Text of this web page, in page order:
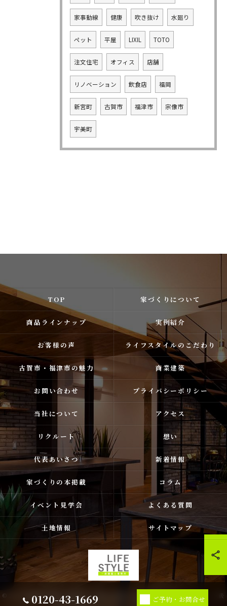
家事動線 健康 吹き抜け 水廻り
ペット 平屋 LIXIL TOTO
注文住宅 オフィス 店舗
リノベーション 飲食店 福岡
新宮町 古賀市 福津市 宗像市
宇美町
0120-43-1669 ご予約・お問合せ
TOP 家づくりについて
商品ラインナップ 実例紹介
お客様の声 ライフスタイルのこだわり
古賀市・福津市の魅力 商業建築
お問い合わせ プライバシーポリシー
当社について アクセス
リクルート 想い
代表あいさつ 新着情報
家づくりの本掲載 コラム
イベント見学会 よくある質問
土地情報 サイトマップ
© 2026 福岡県古賀市❘福津市❘宗像市❘新宮の注文住宅ならライフスタイル 一級